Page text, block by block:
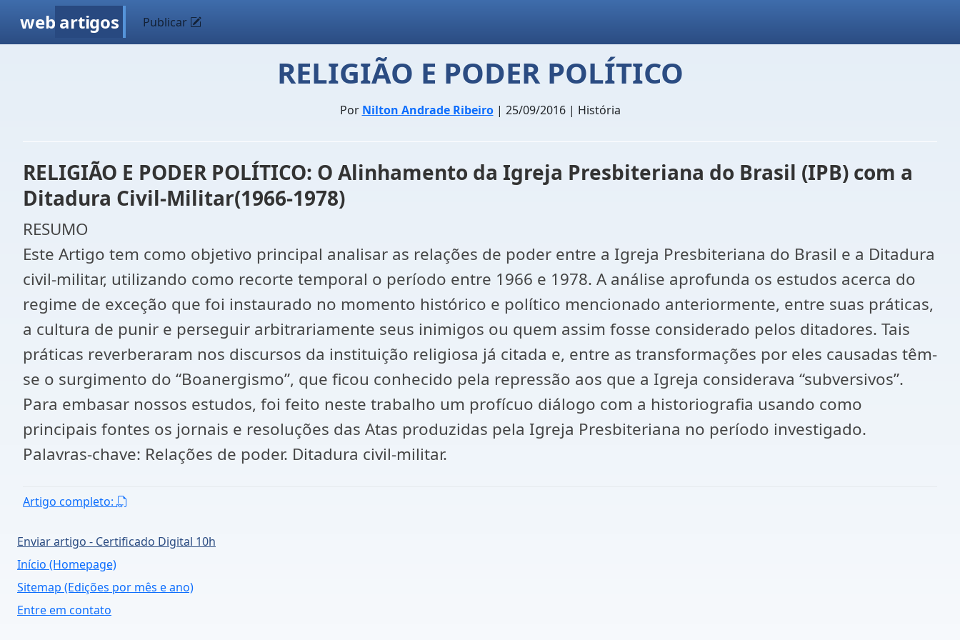
web artigos Publicar
RELIGIÃO E PODER POLÍTICO
Por Nilton Andrade Ribeiro| 25/09/2016 | História
RELIGIÃO E PODER POLÍTICO: O Alinhamento da Igreja Presbiteriana do Brasil (IPB) com a
Ditadura Civil-Militar(1966-1978)
RESUMO
Este Artigo tem como objetivo principal analisar as relações de poder entre a Igreja Presbiteriana do Brasil e a Ditadura
civil-militar, utilizando como recorte temporal o período entre 1966 e 1978. A análise aprofunda os estudos acerca do
regime de exceção que foi instaurado no momento histórico e político mencionado anteriormente, entre suas práticas,
a cultura de punir e perseguir arbitrariamente seus inimigos ou quem assim fosse considerado pelos ditadores. Tais
práticas reverberaram nos discursos da instituição religiosa já citada e, entre as transformações por eles causadas têm-
se o surgimento do “Boanergismo”, que ficou conhecido pela repressão aos que a Igreja considerava “subversivos”.
Para embasar nossos estudos, foi feito neste trabalho um profícuo diálogo com a historiografia usando como
principais fontes os jornais e resoluções das Atas produzidas pela Igreja Presbiteriana no período investigado.
Palavras-chave: Relações de poder. Ditadura civil-militar.
Artigo completo:
Enviar artigo - Certificado Digital 10h
Início (Homepage)
Sitemap (Edições por mês e ano)
Entre em contato